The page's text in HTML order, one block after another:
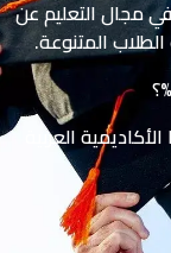
مجال التعليم عن
المتنوعة.
العربية